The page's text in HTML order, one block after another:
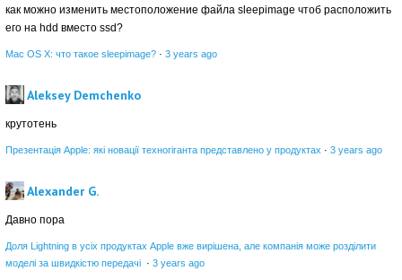
как можно изменить местоположение файла sleepimage чтоб расположить
его на hdd вместо ssd?
Mac OS X: что такое sleepimage? · 3 years ago
Aleksey Demchenko
крутотень
Презентація Apple: які новації техногіганта представлено у продуктах · 3 years ago
Alexander G.
Давно пора
Доля Lightning в усіх продуктах Apple вже вирішена, але компанія може розділити
моделі за швидкістю передачі · 3 years ago